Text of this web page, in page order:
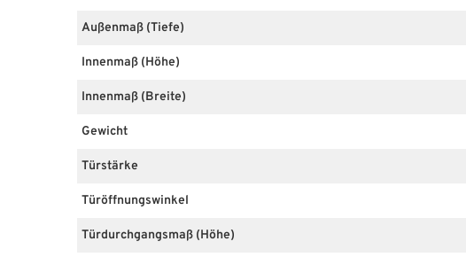
Außenmaß (Tiefe)
Innenmaß (Höhe)
Innenmaß (Breite)
Gewicht
Türstärke
Türöffnungswinkel
Türdurchgangsmaß (Höhe)